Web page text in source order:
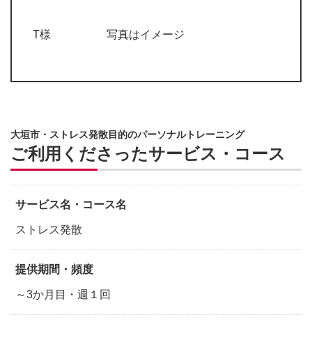
T様 写真はイメージ
大垣市・ストレス発散目的のパーソナルトレーニング
ご利用くださったサービス・コース
サービス名・コース名
ストレス発散
提供期間・頻度
～3か月目・週１回